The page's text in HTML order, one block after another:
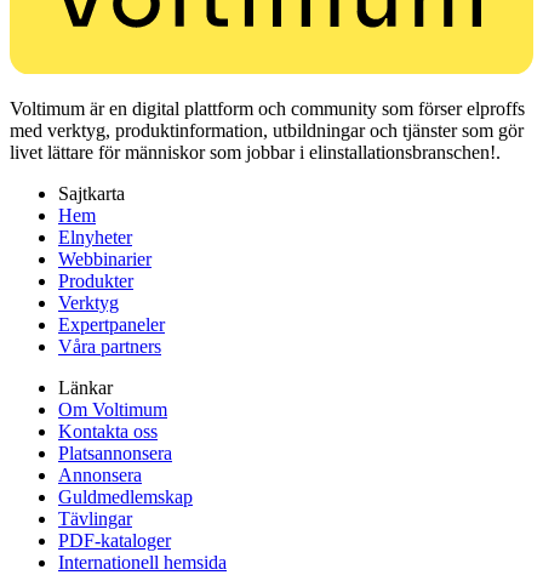
Voltimum är en digital plattform och community som förser elproffs
med verktyg, produktinformation, utbildningar och tjänster som gör
livet lättare för människor som jobbar i elinstallationsbranschen!.
Sajtkarta
Hem
Elnyheter
Webbinarier
Produkter
Verktyg
Expertpaneler
Våra partners
Länkar
Om Voltimum
Kontakta oss
Platsannonsera
Annonsera
Guldmedlemskap
Tävlingar
PDF-kataloger
Internationell hemsida